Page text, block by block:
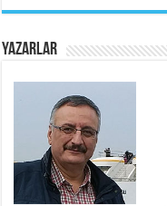
YAZARLAR